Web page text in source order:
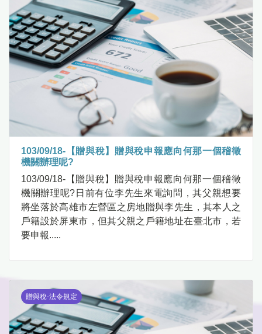
103/09/18-【贈與稅】贈與稅申報應向何那一個稽徵
機關辦理呢?
103/09/18-【贈與稅】贈與稅申報應向何那一個稽徵
機關辦理呢?日前有位李先生來電詢問，其父親想要
將坐落於高雄市左營區之房地贈與李先生，其本人之
戶籍設於屏東市，但其父親之戶籍地址在臺北市，若
要申報.....
贈與稅-法令規定